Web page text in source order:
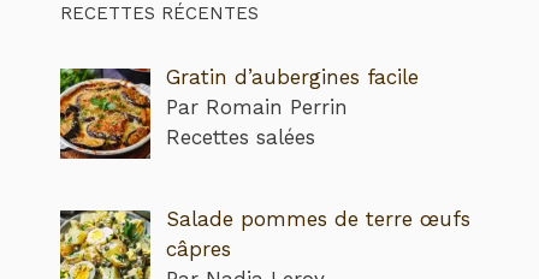
RECETTES RÉCENTES
Gratin d’aubergines facile
Par Romain Perrin
Recettes salées
Salade pommes de terre œufs
câpres